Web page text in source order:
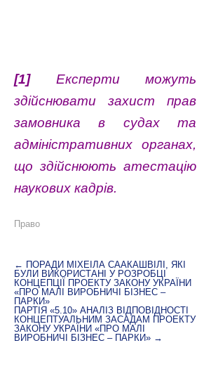
[1]Експерти можуть
здійснювати захист прав
замовника в судах та
адміністративних органах,
що здійснюють атестацію
наукових кадрів.
Право
← ПОРАДИ МІХЕІЛА СААКАШВІЛІ, ЯКІ
БУЛИ ВИКОРИСТАНІ У РОЗРОБЦІ
КОНЦЕПЦІЇ ПРОЕКТУ ЗАКОНУ УКРАЇНИ
«ПРО МАЛІ ВИРОБНИЧІ БІЗНЕС –
ПАРКИ»
ПАРТІЯ «5.10» АНАЛІЗ ВІДПОВІДНОСТІ
КОНЦЕПТУАЛЬНИМ ЗАСАДАМ ПРОЕКТУ
ЗАКОНУ УКРАЇНИ «ПРО МАЛІ
ВИРОБНИЧІ БІЗНЕС – ПАРКИ» →